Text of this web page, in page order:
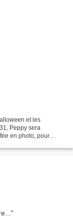
et les
Peppy sera
en photo, pour